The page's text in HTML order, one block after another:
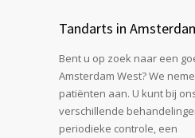
Tandarts in
Bent u op zoek naar een
Amsterdam West? We
patiënten aan. U kunt bij
verschillende
periodieke controle, een